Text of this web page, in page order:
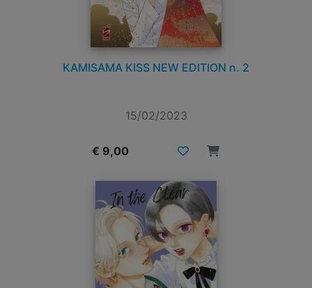
KAMISAMA KISS NEW EDITION n. 2
15/02/2023
€ 9,00